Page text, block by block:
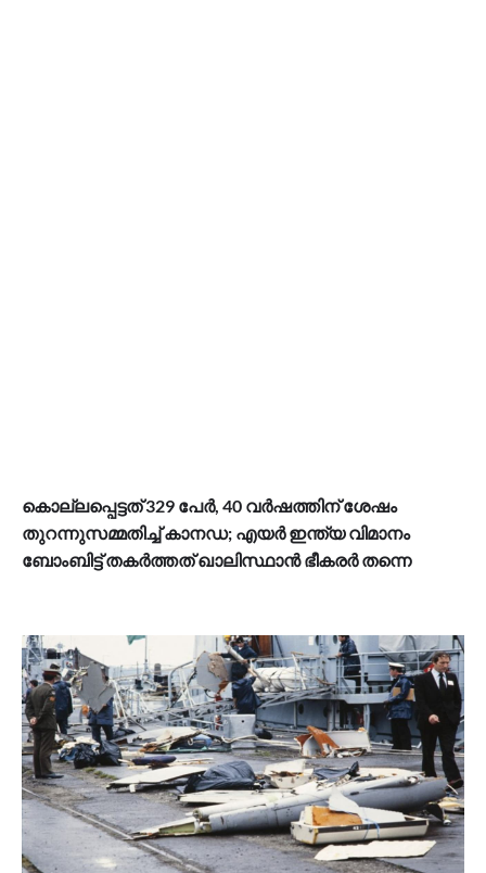
കൊല്ലപ്പെട്ടത് 329 പേർ, 40 വർഷത്തിന് ശേഷം
തുറന്നുസമ്മതിച്ച് കാനഡ; എയർ ഇന്ത്യ വിമാനം
ബോംബിട്ട് തകർത്തത് ഖാലിസ്ഥാൻ ഭീകരർ തന്നെ